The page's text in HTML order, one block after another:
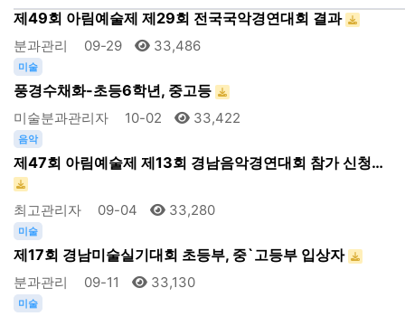
제49회 아림예술제 제29회 전국국악경연대회 결과
분과관리 09-29 33,486
미술
풍경수채화-초등6학년, 중고등
미술분과관리자 10-02 33,422
음악
제47회 아림예술제 제13회 경남음악경연대회 참가 신청…
최고관리자 09-04 33,280
미술
제17회 경남미술실기대회 초등부, 중`고등부 입상자
분과관리 09-11 33,130
미술